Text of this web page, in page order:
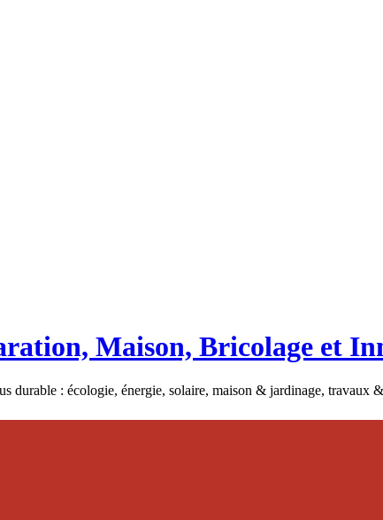
Maison, Bricolage et
durable : écologie, énergie, solaire, maison & jardinage,